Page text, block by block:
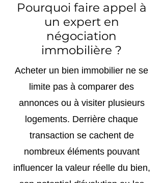
Pourquoi faire appel à
un expert en
négociation
immobilière ?
Acheter un bien immobilier ne se
limite pas à comparer des
annonces ou à visiter plusieurs
logements. Derrière chaque
transaction se cachent de
nombreux éléments pouvant
influencer la valeur réelle du bien,